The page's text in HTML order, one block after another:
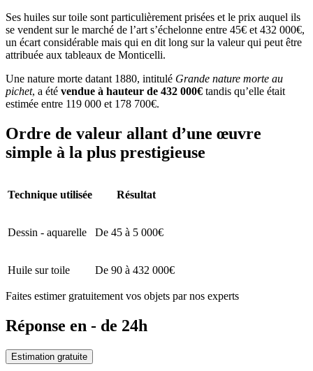
Ses huiles sur toile sont particulièrement prisées et le prix auquel ils
se vendent sur le marché de l’art s’échelonne entre 45€ et 432 000€,
un écart considérable mais qui en dit long sur la valeur qui peut être
attribuée aux tableaux de Monticelli.
Une nature morte datant 1880, intitulé Grande nature morte au
pichet, a été vendue à hauteur de 432 000€ tandis qu’elle était
estimée entre 119 000 et 178 700€.
Ordre de valeur allant d’une œuvre
simple à la plus prestigieuse
Technique utilisée Résultat
Dessin - aquarelle De 45 à 5 000€
Huile sur toile De 90 à 432 000€
Faites estimer gratuitement vos objets par nos experts
Réponse en - de 24h
Estimation gratuite